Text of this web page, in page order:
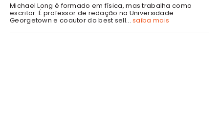
Michael Long é formado em física, mas trabalha como
escritor. É professor de redação na Universidade
Georgetown e coautor do best sell...saiba mais